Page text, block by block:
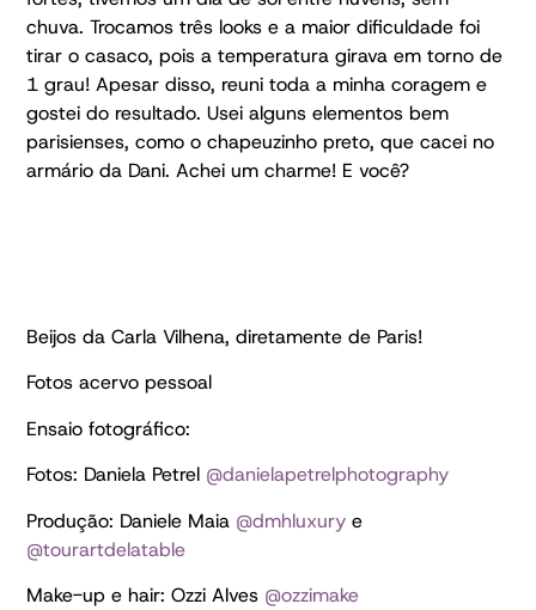
chuva. Trocamos três looks e a maior dificuldade foi
tirar o casaco, pois a temperatura girava em torno de
1 grau! Apesar disso, reuni toda a minha coragem e
gostei do resultado. Usei alguns elementos bem
parisienses, como o chapeuzinho preto, que cacei no
armário da Dani. Achei um charme! E você?
Beijos da Carla Vilhena, diretamente de Paris!
Fotos acervo pessoal
Ensaio fotográfico:
Fotos: Daniela Petrel @danielapetrelphotography
Produção: Daniele Maia @dmhluxurye
@tourartdelatable
Make-up e hair: Ozzi Alves @ozzimake